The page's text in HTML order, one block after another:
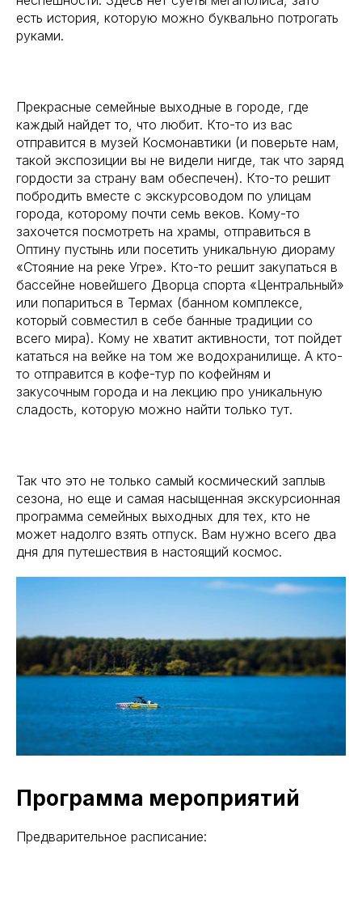
есть история, которую можно буквально потрогать
руками.
Прекрасные семейные выходные в городе, где
каждый найдет то, что любит. Кто-то из вас
отправится в музей Космонавтики (и поверьте нам,
такой экспозиции вы не видели нигде, так что заряд
гордости за страну вам обеспечен). Кто-то решит
побродить вместе с экскурсоводом по улицам
города, которому почти семь веков. Кому-то
захочется посмотреть на храмы, отправиться в
Оптину пустынь или посетить уникальную диораму
«Стояние на реке Угре». Кто-то решит закупаться в
бассейне новейшего Дворца спорта «Центральный»
или попариться в Термах (банном комплексе,
который совместил в себе банные традиции со
всего мира). Кому не хватит активности, тот пойдет
кататься на вейке на том же водохранилище. А кто-
то отправится в кофе-тур по кофейням и
закусочным города и на лекцию про уникальную
сладость, которую можно найти только тут.
Так что это не только самый космический заплыв
сезона, но еще и самая насыщенная экскурсионная
программа семейных выходных для тех, кто не
может надолго взять отпуск. Вам нужно всего два
дня для путешествия в настоящий космос.
Программа мероприятий
Предварительное расписание: